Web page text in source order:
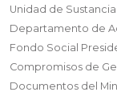
PMG 2016 –
Secciones
Afectados por
partidos políticos